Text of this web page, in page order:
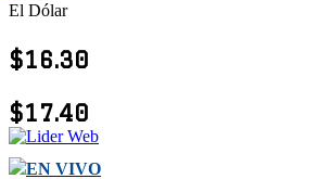
El Dólar
$16.30
$17.40
EN VIVO